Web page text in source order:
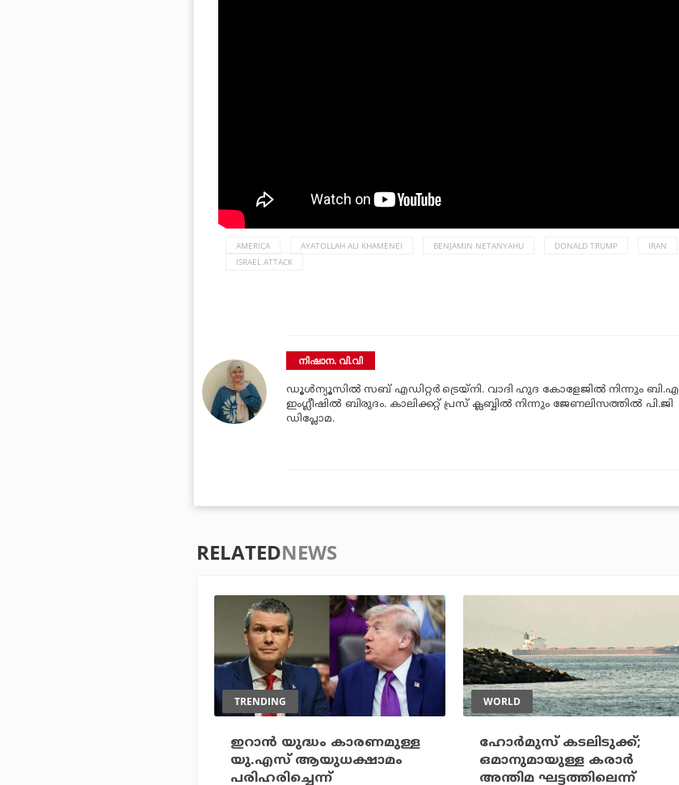
AMERICA AYATOLLAH ALI KHAMENEI BENJAMIN NETANYAHU DONALD TRUMP
IRAN
ISRAEL ATTACK
നിഷാന. വി.വി
ഡൂള്‍ന്യൂസില്‍ സബ് എഡിറ്റര്‍ ട്രെയ്‌നി. വാദി ഹുദ കോളേജില്‍ നിന്നും ബി.എ
ഇംഗ്ലീഷില്‍ ബിരുദം. കാലിക്കറ്റ് പ്രസ് ക്ലബ്ബില്‍ നിന്നും ജേണലിസത്തില്‍ പി.ജി
ഡിപ്ലോമ.
RELATEDNEWS
TRENDING
ഇറാന്‍ യുദ്ധം കാരണമുള്ള
യു.എസ് ആയുധക്ഷാമം
പരിഹരിച്ചെന്ന്
WORLD
ഹോര്‍മുസ് കടലിടുക്ക്;
ഒമാനുമായുള്ള കരാര്‍
അന്തിമ ഘട്ടത്തിലെന്ന്